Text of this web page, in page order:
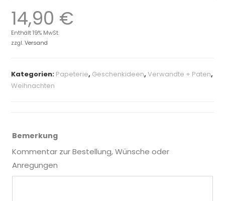
14,90 €
Enthält 19% MwSt.
zzgl.Versand
Kategorien: Papeterie, Geschenkideen,Verwandte + Paten,
Weihnachten
Bemerkung
Kommentar zur Bestellung, Wünsche oder
Anregungen